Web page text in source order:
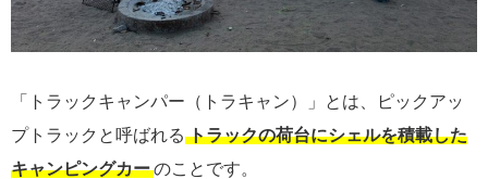
「トラックキャンパー（トラキャン）」とは、ピックアッ
プトラックと呼ばれる トラックの荷台にシェルを積載した
キャンピングカーのことです。